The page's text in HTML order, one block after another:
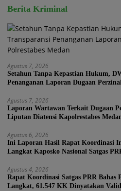
Berita Kriminal
Agustus 7, 2026
Setahun Tanpa Kepastian Hukum,
Penanganan Laporan Dugaan
Agustus 7, 2026
Laporan Wartawan Terkait Dugaan
Liputan Diatensi Kapolrestabes
Agustus 6, 2026
Ini Laporan Hasil Rapat Koordinasi
Langkat Kaposko Nasional Satgas
Agustus 4, 2026
Rapat Koordinasi Satgas PRR Bahas
Langkat, 61.547 KK Dinyatakan